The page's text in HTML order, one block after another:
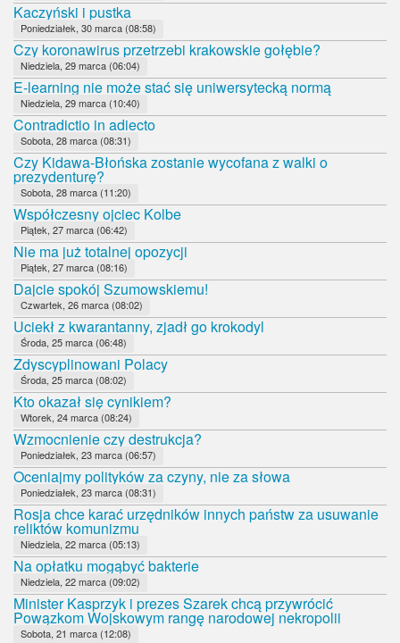
Kaczyński i pustka
Poniedziałek, 30 marca (08:58)
Czy koronawirus przetrzebi krakowskie gołębie?
Niedziela, 29 marca (06:04)
E-learning nie może stać się uniwersytecką normą
Niedziela, 29 marca (10:40)
Contradictio in adiecto
Sobota, 28 marca (08:31)
Czy Kidawa-Błońska zostanie wycofana z walki o
prezydenturę?
Sobota, 28 marca (11:20)
Współczesny ojciec Kolbe
Piątek, 27 marca (06:42)
Nie ma już totalnej opozycji
Piątek, 27 marca (08:16)
Dajcie spokój Szumowskiemu!
Czwartek, 26 marca (08:02)
Uciekł z kwarantanny, zjadł go krokodyl
Środa, 25 marca (06:48)
Zdyscyplinowani Polacy
Środa, 25 marca (08:02)
Kto okazał się cynikiem?
Wtorek, 24 marca (08:24)
Wzmocnienie czy destrukcja?
Poniedziałek, 23 marca (06:57)
Oceniajmy polityków za czyny, nie za słowa
Poniedziałek, 23 marca (08:31)
Rosja chce karać urzędników innych państw za usuwanie
reliktów komunizmu
Niedziela, 22 marca (05:13)
Na opłatku mogąbyć bakterie
Niedziela, 22 marca (09:02)
Minister Kasprzyk i prezes Szarek chcą przywrócić
Powązkom Wojskowym rangę narodowej nekropolii
Sobota, 21 marca (12:08)